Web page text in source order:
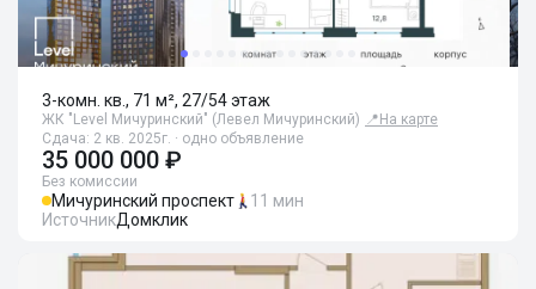
3-комн. кв., 71 м², 27/54 этаж
ЖК "Level Мичуринский" (Левел Мичуринский) 📍 На карте
Сдача: 2 кв. 2025г. · одно объявление
35 000 000 ₽
Без комиссии
Мичуринский проспект
11 мин
ИсточникДомклик